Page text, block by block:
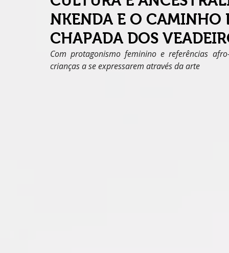
NKENDA E O CAMINHO
CHAPADA DOS
Com protagonismo feminino e referências
crianças a se expressarem através da arte